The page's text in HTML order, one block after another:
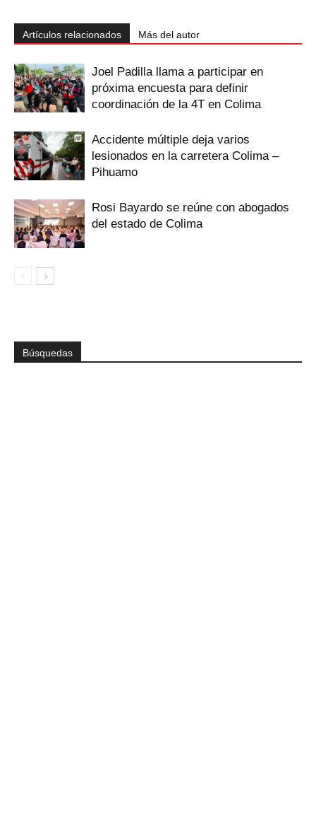
Artículos relacionados Más del autor
Joel Padilla llama a participar en
próxima encuesta para definir
coordinación de la 4T en Colima
Accidente múltiple deja varios
lesionados en la carretera Colima –
Pihuamo
Rosi Bayardo se reúne con abogados
del estado de Colima
Búsquedas